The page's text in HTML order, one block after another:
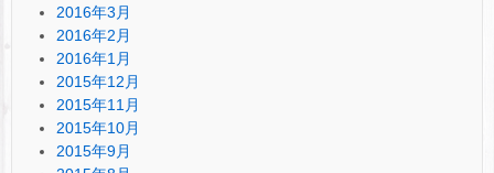
2016年3月
2016年2月
2016年1月
2015年12月
2015年11月
2015年10月
2015年9月